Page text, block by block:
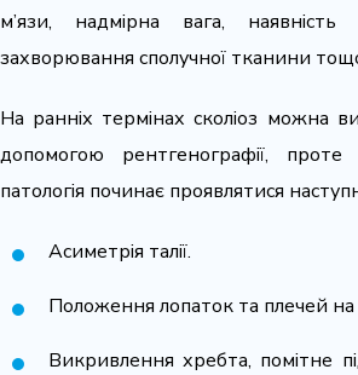
м’язи, надмірна вага, наявність
захворювання сполучної тканини
На ранніх термінах сколіоз можна
допомогою рентгенографії,
патологія починає проявлятися
Асиметрія талії.
Положення лопаток та плечей на
Викривлення хребта, помітне